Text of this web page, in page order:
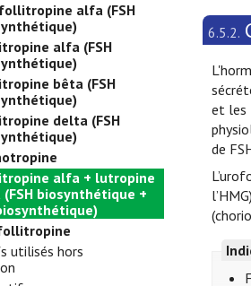
alfa (FSH
alfa (FSH
bêta (FSH
delta (FSH
alfa + lutropine
biosynthétique +
utilisés hors
6.5.2.
et les
de